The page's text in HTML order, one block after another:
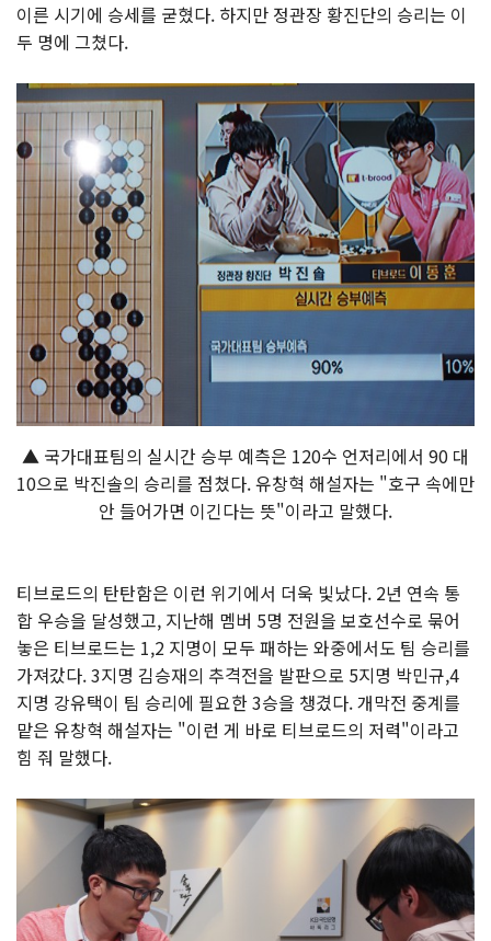
이른 시기에 승세를 굳혔다. 하지만 정관장 황진단의 승리는 이
두 명에 그쳤다.
▲ 국가대표팀의 실시간 승부 예측은 120수 언저리에서 90 대
10으로 박진솔의 승리를 점쳤다. 유창혁 해설자는 "호구 속에만
안 들어가면 이긴다는 뜻"이라고 말했다.
티브로드의 탄탄함은 이런 위기에서 더욱 빛났다. 2년 연속 통
합 우승을 달성했고, 지난해 멤버 5명 전원을 보호선수로 묶어
놓은 티브로드는 1,2 지명이 모두 패하는 와중에서도 팀 승리를
가져갔다. 3지명 김승재의 추격전을 발판으로 5지명 박민규,4
지명 강유택이 팀 승리에 필요한 3승을 챙겼다. 개막전 중계를
맡은 유창혁 해설자는 "이런 게 바로 티브로드의 저력"이라고
힘 줘 말했다.